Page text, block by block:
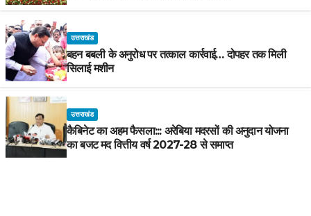
उत्तराखंड
बहन बबली के अनुरोध पर तत्काल कार्रवाई… दोपहर तक मिली
सिलाई मशीन
उत्तराखंड
कैबिनेट का अहम फैसला::: अरेबिया मदरसों की अनुदान योजना
का बजट मद वित्तीय वर्ष 2027-28 से समाप्त